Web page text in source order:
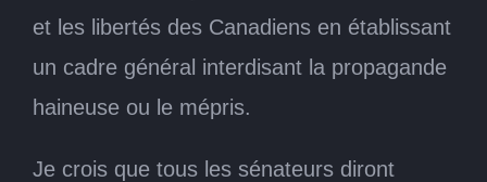
et les libertés des Canadiens en établissant
un cadre général interdisant la propagande
haineuse ou le mépris.
Je crois que tous les sénateurs diront